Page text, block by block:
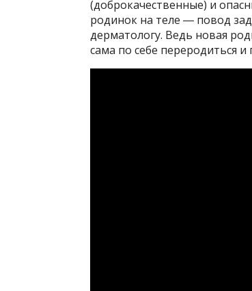
(доброкачественные) и
родинок на теле ― повод
дерматологу. Ведь новая
сама по себе переродиться